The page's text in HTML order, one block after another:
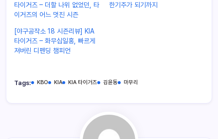
타이거즈 – 더할 나위 없었던, 타
이거즈의 어느 멋진 시즌
한기주가 되기까지
[야구공작소 18 시즌리뷰] KIA
타이거즈 – 화무십일홍, 빠르게
져버린 디펜딩 챔피언
Tags: KBO KIA KIA 타이거즈 김윤동 마무리